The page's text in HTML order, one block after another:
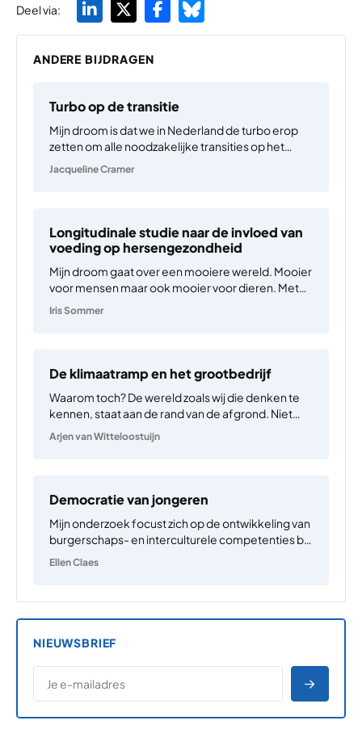
Deel via:
ANDERE BIJDRAGEN
Turbo op de transitie
Mijn droom is dat we in Nederland de turbo erop
zetten om alle noodzakelijke transities op het
gebied van klimaat, circulaire economie en
biodiversiteit in de praktijk waar te maken. Het is
Jacqueline Cramer
Longitudinale studie naar de invloed van
voeding op hersengezondheid
Mijn droom gaat over een mooiere wereld. Mooier
voor mensen maar ook mooier voor dieren. Met
mooie natuur en soortenrijkdom en vrij van de
Iris Sommer
De klimaatramp en het grootbedrijf
Waarom toch? De wereld zoals wij die denken te
kennen, staat aan de rand van de afgrond. Niet
alleen de politiek radicaliseert in veel landen;
hetzelfde geldt voor het klimaat. Ondanks alle
Arjen van Witteloostuijn
Democratie van jongeren
Mijn onderzoek focust zich op de ontwikkeling van
burgerschaps- en interculturele competenties bij
jonge mensen. Mijn team en ik werken vooral
van jongeren (12- tot 25-jarigen) om te peilen naar
hun visie…
Ellen Claes
NIEUWSBRIEF
E-MAILADRES
*